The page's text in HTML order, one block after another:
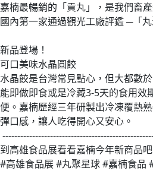
嘉楠最暢銷的「貢丸」，是我們畜
國內第一家通過觀光工廠評鑑 ─「
新品登場！
可口美味水晶圓餃
水晶餃是台灣常見點心，但大都數
能即做即食或是冷藏3-5天的食用效
便。嘉楠歷經三年研製出冷凍覆熱
彈口感，讓人吃得開心又安心。
到高雄食品展看看嘉楠今年新商品吧
#高雄食品展 #丸聚星球 #嘉楠食品